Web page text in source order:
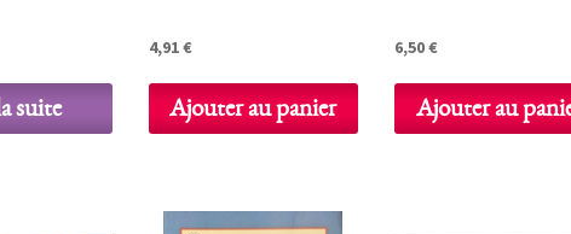
suite
4,91€
Ajouter au panier
6,50€
Ajouter au